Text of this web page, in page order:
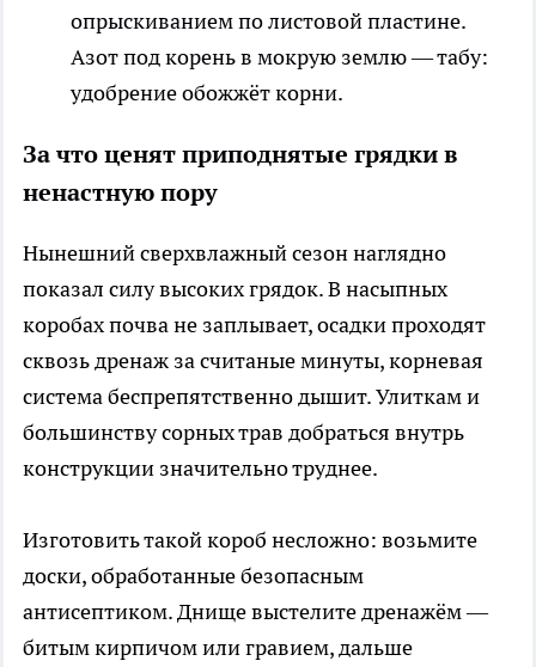
опрыскиванием по листовой пластине.
Азот под корень в мокрую землю — табу:
удобрение обожжёт корни.
За что ценят приподнятые грядки в
ненастную пору
Нынешний сверхвлажный сезон наглядно
показал силу высоких грядок. В насыпных
коробах почва не заплывает, осадки проходят
сквозь дренаж за считаные минуты, корневая
система беспрепятственно дышит. Улиткам и
большинству сорных трав добраться внутрь
конструкции значительно труднее.
Изготовить такой короб несложно: возьмите
доски, обработанные безопасным
антисептиком. Днище выстелите дренажём —
битым кирпичом или гравием, дальше